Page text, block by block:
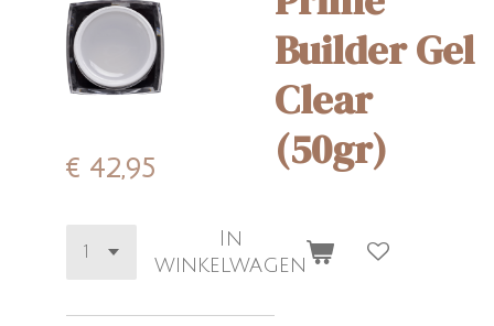
Builder Gel
Clear
(50gr)
€ 42,95
In
winkelwagen